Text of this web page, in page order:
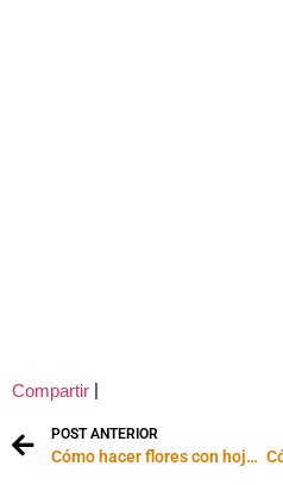
Compartir
POST ANTERIOR
Cómo hacer flores con hojas de maíz